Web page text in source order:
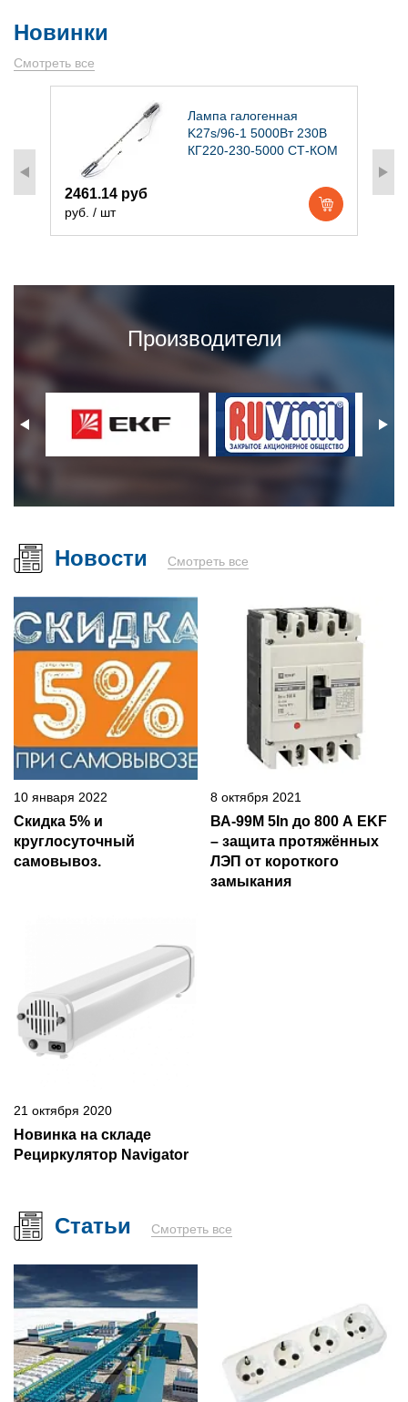
Новинки
Смотреть все
Лампа галогенная
K27s/96-1 5000Вт 230В
КГ220-230-5000 СТ-КОМ
2461.14 руб
руб. / шт
Производители
Новости Смотреть все
10 января 2022
Скидка 5% и
круглосуточный
самовывоз.
8 октября 2021
ВА-99М 5In до 800 А EKF
– защита протяжённых
ЛЭП от короткого
замыкания
21 октября 2020
Новинка на складе
Рециркулятор Navigator
Статьи Смотреть все